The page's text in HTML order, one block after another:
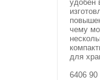
удобен
чему
для
6406